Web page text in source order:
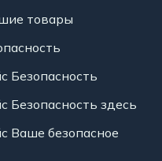
товары
Безопасность
Безопасность здесь
Ваше безопасное